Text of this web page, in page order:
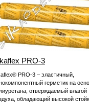
PRO-3
PRO-3 – эластичный,
герметик на
отверждаемый влагой
обладающий высокой